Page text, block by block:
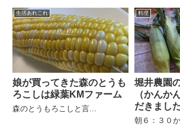
生活あれこれ
娘が買ってきた森のとうも
ろこしは緑葉KMファーム
森のとうもろこしと言...
料理
堀井農園
（かんか
だきまし
朝６：３０